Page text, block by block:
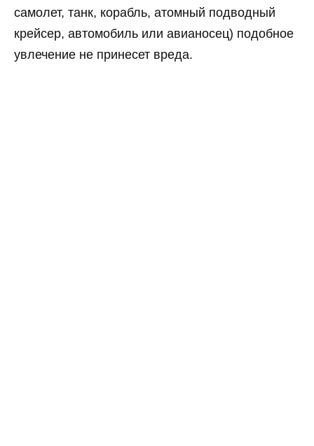
самолет, танк, корабль, атомный подводный
крейсер, автомобиль или авианосец) подобное
увлечение не принесет вреда.